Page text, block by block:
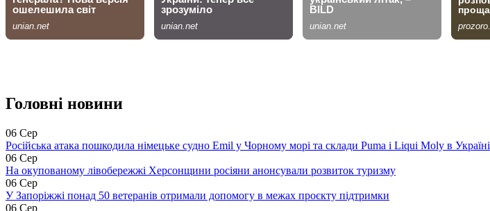
Головні новини
06 Сер
Російська атака пошкодила німецьке судно Emil у Чорному морі та склади Puma і Liqui Moly в Україні
06 Сер
На окупованому лівобережжі Херсонщини росіяни анонсували розвиток туризму
06 Сер
У Запоріжжі понад 50 ветеранів отримали допомогу в межах проєкту підтримки
06 Сер